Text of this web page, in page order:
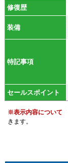
修復歴
装備
特記事項
セールスポイント
※表示内容について
きます。